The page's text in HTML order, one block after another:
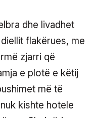
dhe livadhet
flakërues, me
zjarri që
e plotë e këtij
më të
kishte hotele